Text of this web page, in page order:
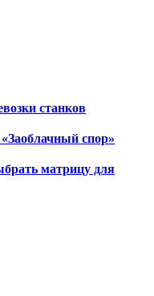
станков
спор»
матрицу для